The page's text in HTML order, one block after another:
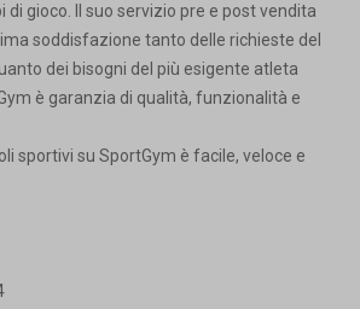
di gioco. Il suo servizio pre e post vendita
soddisfazione tanto delle richieste del
dei bisogni del più esigente atleta
è garanzia di qualità, funzionalità e
sportivi su SportGym è facile, veloce e